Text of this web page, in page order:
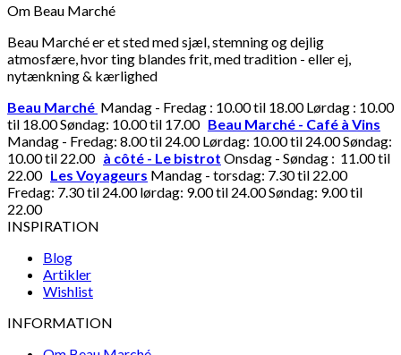
Om Beau Marché
Beau Marché er et sted med sjæl, stemning og dejlig
atmosfære, hvor ting blandes frit, med tradition - eller ej,
nytænkning & kærlighed
Beau Marché Mandag - Fredag : 10.00 til 18.00 Lørdag : 10.00
til 18.00 Søndag: 10.00 til 17.00 Beau Marché - Café à Vins
Mandag - Fredag: 8.00 til 24.00 Lørdag: 10.00 til 24.00 Søndag:
10.00 til 22.00 à côté - Le bistrot Onsdag - Søndag : 11.00 til
22.00 Les Voyageurs Mandag - torsdag: 7.30 til 22.00
Fredag: 7.30 til 24.00 lørdag: 9.00 til 24.00 Søndag: 9.00 til
22.00
INSPIRATION
Blog
Artikler
Wishlist
INFORMATION